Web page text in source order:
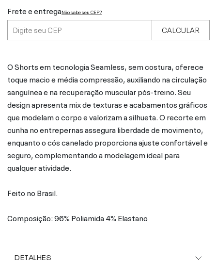
Frete e entregaNão sabe seu CEP?
CALCULAR
O Shorts em tecnologia Seamless, sem costura, oferece
toque macio e média compressão, auxiliando na circulação
sanguínea e na recuperação muscular pós-treino. Seu
design apresenta mix de texturas e acabamentos gráficos
que modelam o corpo e valorizam a silhueta. O recorte em
cunha no entrepernas assegura liberdade de movimento,
enquanto o cós canelado proporciona ajuste confortável e
seguro, complementando a modelagem ideal para
qualquer atividade.
Feito no Brasil.
Composição: 96% Poliamida 4% Elastano
DETALHES